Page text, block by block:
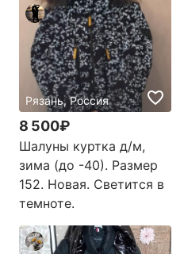
Рязань, Россия
8 500₽
Шалуны куртка д/м,
зима (до -40). Размер
152. Новая. Светится в
темноте.